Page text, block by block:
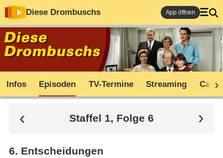
Diese Drombuschs App öffnen
Infos Episoden TV-Termine Streaming Cast
Staffel 1, Folge 6
6. Entscheidungen